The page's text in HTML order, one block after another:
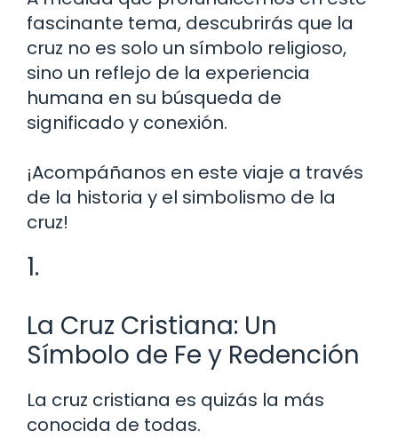
fascinante tema, descubrirás que la
cruz no es solo un símbolo religioso,
sino un reflejo de la experiencia
humana en su búsqueda de
significado y conexión.
¡Acompáñanos en este viaje a través
de la historia y el simbolismo de la
cruz!
1.
La Cruz Cristiana: Un
Símbolo de Fe y Redención
La cruz cristiana es quizás la más
conocida de todas.